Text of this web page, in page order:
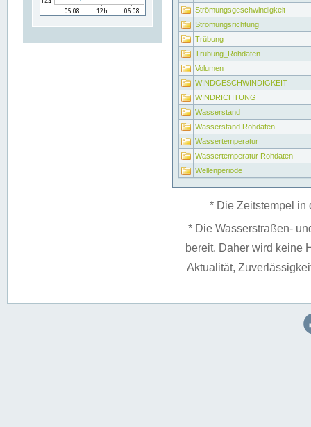
Strömungsgeschwindigkeit
Strömungsrichtung
Trübung
Trübung_Rohdaten
Volumen
WINDGESCHWINDIGKEIT
WINDRICHTUNG
Wasserstand
Wasserstand Rohdaten
Wassertemperatur
Wassertemperatur Rohdaten
Wellenperiode
* Die Zeitstempel in
* Die Wasserstraßen-
bereit. Daher wird keine
Aktualität,